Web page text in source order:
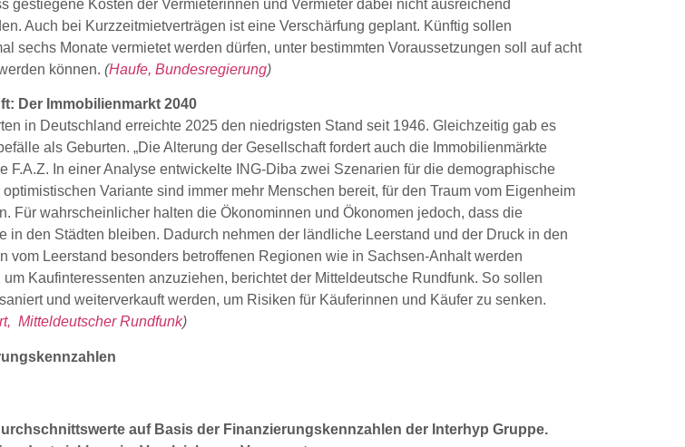
gestiegene Kosten der Vermieterinnen und Vermieter dabei nicht ausreichend
Auch bei Kurzzeitmietverträgen ist eine Verschärfung geplant. Künftig sollen
sechs Monate vermietet werden dürfen, unter bestimmten Voraussetzungen soll auf acht
können. (Haufe, Bundesregierung)
Der Immobilienmarkt 2040
in Deutschland erreichte 2025 den niedrigsten Stand seit 1946. Gleichzeitig gab es
als Geburten. „Die Alterung der Gesellschaft fordert auch die Immobilienmärkte
F.A.Z. In einer Analyse entwickelte ING-Diba zwei Szenarien für die demographische
Variante sind immer mehr Menschen bereit, für den Traum vom Eigenheim
Für wahrscheinlicher halten die Ökonominnen und Ökonomen jedoch, dass die
in den Städten bleiben. Dadurch nehmen der ländliche Leerstand und der Druck in den
vom Leerstand besonders betroffenen Regionen wie in Sachsen-Anhalt werden
um Kaufinteressenten anzuziehen, berichtet der Mitteldeutsche Rundfunk. So sollen
und weiterverkauft werden, um Risiken für Käuferinnen und Käufer zu senken.
Mitteldeutscher Rundfunk)
auf Basis der Finanzierungskennzahlen der Interhyp Gruppe.